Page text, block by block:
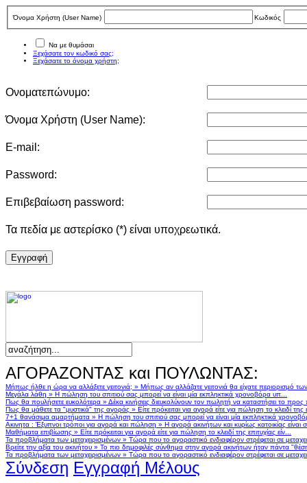
Όνομα Χρήστη (User Νame) Κωδικός
Να με θυμάσαι
Ξεχάσατε τον κωδικό σας;
Ξεχάσατε το όνομα χρήστη;
Ονοματεπώνυμο:
Όνομα Χρήστη (User Νame):
E-mail:
Password:
Επιβεβαίωση password:
Τα πεδία με αστερίσκο (*) είναι υποχρεωτικά.
Eγγραφή
ΑΓΟΡΑΖΟΝΤΑΣ και ΠΟΥΛΩΝΤΑΣ:
Μήπως ήλθε η ώρα να αλλάξετε γειτονιά; » Μήπως αν αλλάζατε γειτονιά θα είχατε περιορισμό
Μεγάλα λάθη » Η πώληση του σπιτιού σας μπορεί να είναι μία εκπληκτικά χρονοβόρα υπ...
Πως θα πουλήσετε ευκολότερα » Δέκα κινήσεις διευκολύνουν τον πωλητή να καταστήσει το
Πως θα μάθετε τα "μυστικά" της αγοράς » Είτε πρόκειται για αγορά είτε για πώληση το κλειδί της
7+1 θανάσιμα αμαρτήματα » Η πώληση του σπιτιού σας μπορεί να είναι μία εκπληκτικά
Ακινητα : Έξυπνοι τρόποι για αγορά και πώληση » Η αγορά ακινήτων και κυρίως κατοικίας
Μαθήματα επιβίωσης » Είτε πρόκειται για αγορά είτε για πώληση το κλειδί της επιτυχίας είν...
Τα προβλήματα των μεταχειρισμένων » Τώρα που το αγοραστικό ενδιαφέρον στρέφεται σε
Βρείτε την αξία του ακινήτου » Το πιο δημοφιλές σύνθημα στην αγορά ακινήτων ήταν πάντα
Τα προβλήματα των μεταχειρισμένων » Τώρα που το αγοραστικό ενδιαφέρον στρέφεται σε
Σύνδεση Εγγραφή Μέλους